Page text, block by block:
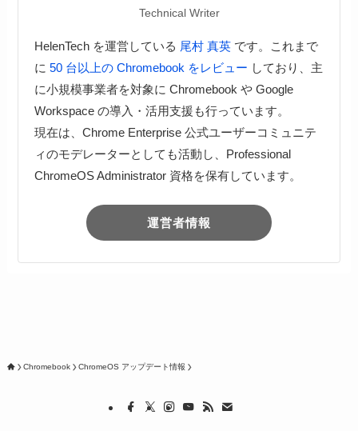
Technical Writer
HelenTech を運営している 尾村 真英です。これまで
に 50 台以上の Chromebook をレビュー しており、主
に小規模事業者を対象に Chromebook や Google
Workspace の導入・活用支援も行っています。
現在は、Chrome Enterprise 公式ユーザーコミュニテ
ィのモデレーターとしても活動し、Professional
ChromeOS Administrator 資格を保有しています。
運営者情報
Chromebook ChromeOS アップデート情報